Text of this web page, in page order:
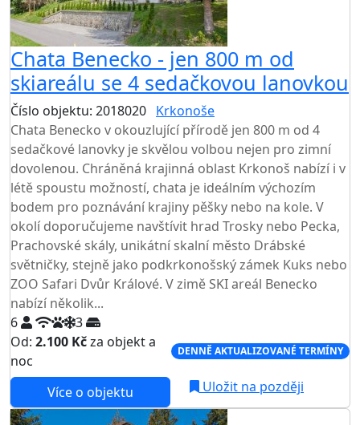
Chata Benecko - jen 800 m od
skiareálu se 4 sedačkovou lanovkou
Číslo objektu: 2018020 Krkonoše
Chata Benecko v okouzlující přírodě jen 800 m od 4
sedačkové lanovky je skvělou volbou nejen pro zimní
dovolenou. Chráněná krajinná oblast Krkonoš nabízí i v
létě spoustu možností, chata je ideálním výchozím
bodem pro poznávání krajiny pěšky nebo na kole. V
okolí doporučujeme navštívit hrad Trosky nebo Pecka,
Prachovské skály, unikátní skalní město Drábské
světničky, stejně jako podkrkonošský zámek Kuks nebo
ZOO Safari Dvůr Králové. V zimě SKI areál Benecko
nabízí několik...
6
3
Od: 2.100 Kčza objekt a
noc
DENNĚ AKTUALIZOVANÉ TERMÍNY
Více o objektu Uložit na později